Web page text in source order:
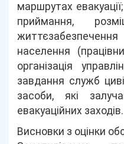
маршрутах
приймання,
населення
організація
завдання служб
засоби, які
евакуаційних заходів.
Висновки з оцінки